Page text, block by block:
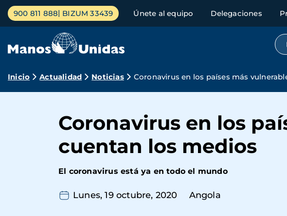
Pasar
contenido
Menú
principal
900 811 888 BIZUM 33439 Únete al equipo Delegaciones
Ruta
navegación
Inicio Actualidad Noticias Coronavirus en los países más
Coronavirus en los
cuentan los medios
El coronavirus está ya en todo el mundo
Lunes, 19 octubre, 2020 Angola